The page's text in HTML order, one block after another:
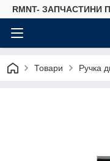
RMNT- ЗАПЧАСТИНИ
Товари Ручка